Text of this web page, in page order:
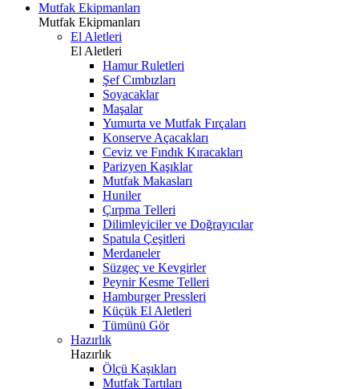
Mutfak Ekipmanları
Mutfak Ekipmanları
El Aletleri
El Aletleri
Hamur Ruletleri
Şef Cımbızları
Soyacaklar
Maşalar
Yumurta ve Mutfak Fırçaları
Konserve Açacakları
Ceviz ve Fındık Kıracakları
Parizyen Kaşıklar
Mutfak Makasları
Huniler
Çırpma Telleri
Dilimleyiciler ve Doğrayıcılar
Spatula Çeşitleri
Merdaneler
Süzgeç ve Kevgirler
Peynir Kesme Telleri
Hamburger Pressleri
Küçük El Aletleri
Tümünü Gör
Hazırlık
Hazırlık
Ölçü Kaşıkları
Mutfak Tartıları